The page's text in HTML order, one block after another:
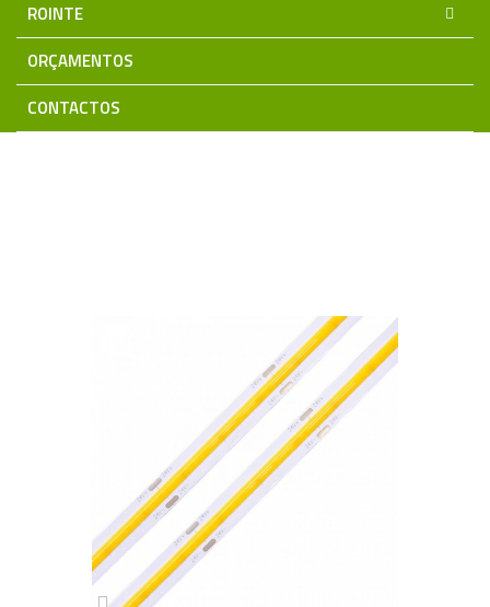
ROINTE
ORÇAMENTOS
CONTACTOS